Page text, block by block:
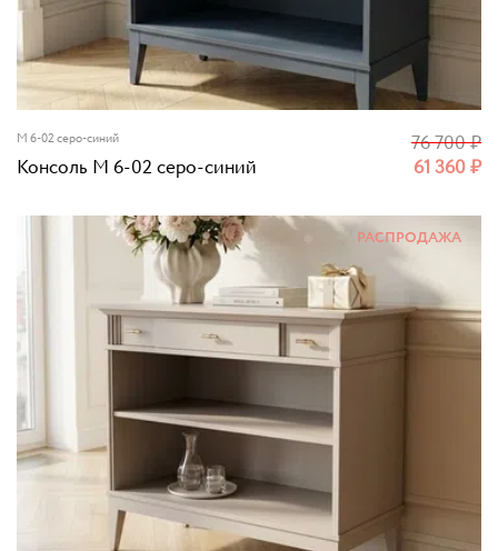
M 6-02 серо-синий
Консоль M 6-02 серо-синий 61 360₽
76 700₽
РАСПРОДАЖА